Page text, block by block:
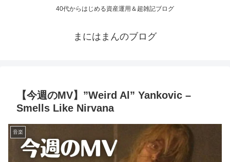
40代からはじめる資産運用＆超雑記ブログ
まにはまんのブログ
【今週のMV】”Weird Al” Yankovic –
Smells Like Nirvana
音楽